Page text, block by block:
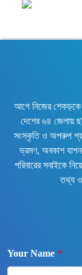
আগে নিজের শেকড়কে
দেশের ৬৪ জেলায়
সংস্কৃতি ও অপরুপ
ভ্রমণ, অবকাশ যাপন
পরিবারের সবাইকে
তথ্য ও
Your Name *